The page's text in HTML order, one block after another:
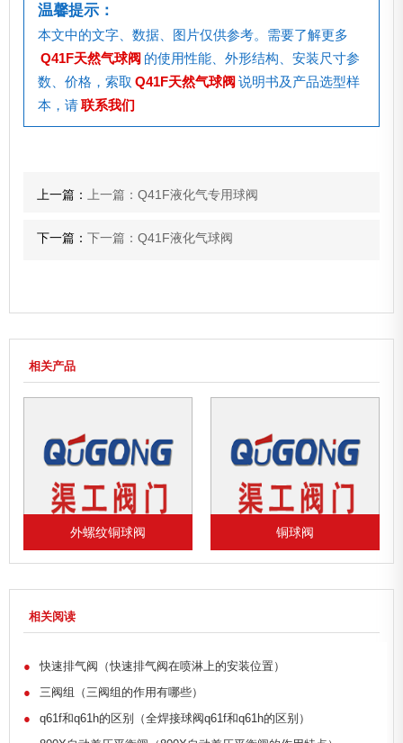
温馨提示：
本文中的文字、数据、图片仅供参考。需要了解更多
Q41F天然气球阀 的使用性能、外形结构、安装尺寸参
数、价格，索取 Q41F天然气球阀 说明书及产品选型样
本，请联系我们
上一篇： 上一篇：Q41F液化气专用球阀
下一篇：下一篇：Q41F液化气球阀
相关产品
外螺纹铜球阀 铜球阀
相关阅读
●
快速排气阀（快速排气阀在喷淋上的安装位置）
●
三阀组（三阀组的作用有哪些）
●
q61f和q61h的区别（全焊接球阀q61f和q61h的区别）